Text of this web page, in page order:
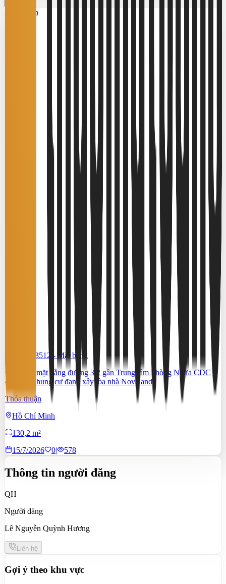
Cao cấp
#TS46553512 -Mặt bằng
Cho thuê mặt bằng đường 3/2 gần Trung tâm Phòng Ngừa CDC –
đối diện chung cư đang xây tòa nhà Novaland
Thỏa thuận
Hồ Chí Minh
130,2 m²
15/7/2026
0| 578
Thông tin người đăng
QH
Người đăng
Lê Nguyễn Quỳnh Hương
Liên hệ
Gợi ý theo khu vực